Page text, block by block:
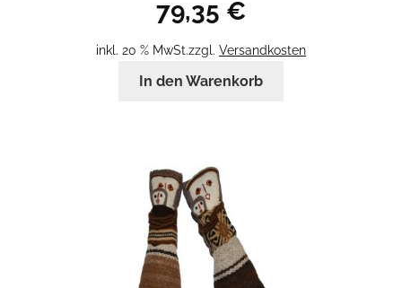
79,35 €
inkl. 20 % MwSt.zzgl. Versandkosten
In den Warenkorb